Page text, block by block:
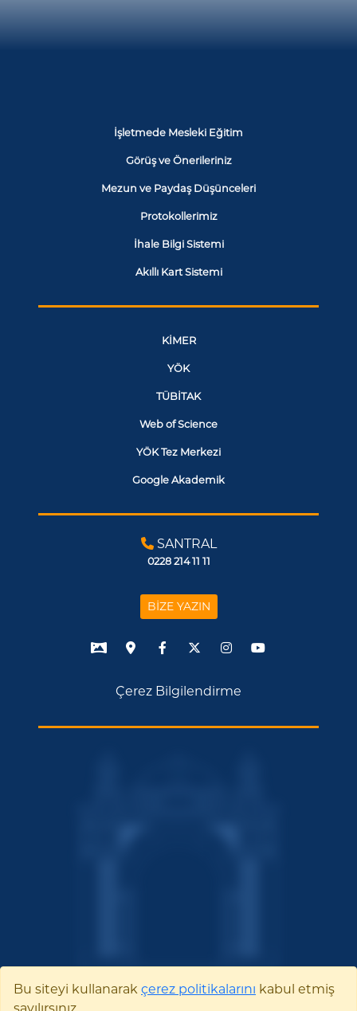
İşletmede Mesleki Eğitim
Görüş ve Önerileriniz
Mezun ve Paydaş Düşünceleri
Protokollerimiz
İhale Bilgi Sistemi
Akıllı Kart Sistemi
KİMER
YÖK
TÜBİTAK
Web of Science
YÖK Tez Merkezi
Google Akademik
SANTRAL
0228 214 11 11
BİZE YAZIN
Çerez Bilgilendirme
Bu siteyi kullanarak çerez politikalarını kabul etmiş